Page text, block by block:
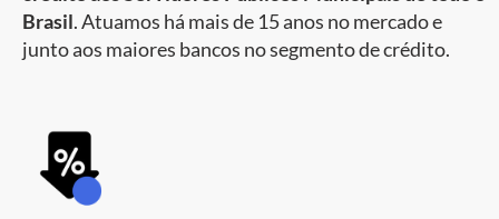
Brasil. Atuamos há mais de 15 anos no mercado e
junto aos maiores bancos no segmento de crédito.